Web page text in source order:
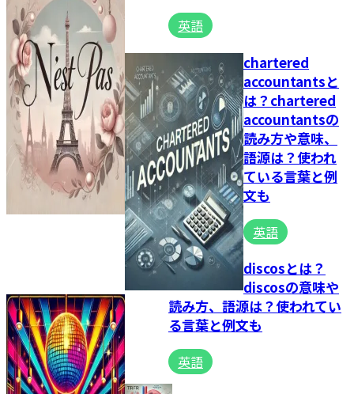
英語
chartered
accountantsと
は？chartered
accountantsの
読み方や意味、
語源は？使われ
ている言葉と例
文も
英語
discosとは？
discosの意味や
読み方、語源は？使われてい
る言葉と例文も
英語